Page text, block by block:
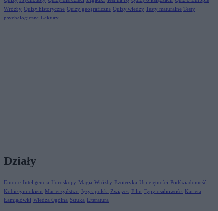
Wróżby Quizy historyczne Quizy geograficzne Quizy wiedzy Testy maturalne Testy
psychologiczne
Lektury
Działy
Emocje Inteligencja Horoskopy Magia Wróżby Ezoteryka Umiejętności
Podświadomość
Kobiecym okiem
Macierzyństwo Język polski Związek Film Typy osobowości
Kariera
Łamigłówki Wiedza Ogólna Sztuka Literatura